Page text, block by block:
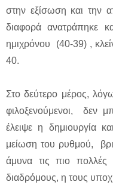
στην εξίσωση και την
διαφορά ανατράπηκε
ημιχρόνου (40-39) ,
40.
Στο δεύτερο μέρος,
φιλοξενούμενοι, δεν
έλειψε η δημιουργία
μείωση του ρυθμού,
άμυνα τις πιο
διαδρόμους, η τους